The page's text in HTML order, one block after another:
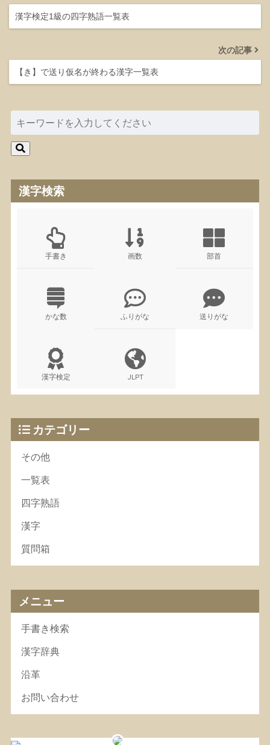
漢字検定1級の四字熟語一覧表
次の記事
【き】で送り仮名が終わる漢字一覧表
漢字検索
手書き 画数 部首
かな数 ふりがな 送りがな
漢字検定 JLPT
カテゴリー
その他
一覧表
四字熟語
漢字
質問箱
メニュー
手書き検索
漢字辞典
沿革
お問い合わせ